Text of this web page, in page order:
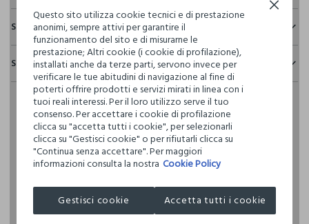
Composizione:
100% POLIESTERE
NON CANDEGGIARE
TEMPERATURA MASSIMA 30°C - PROCEDURA NORMALE
NON LAVARE A SECCO
NON ASCIUGARE IN ASCIUGA BIANCHERIA A TAMBURO
ROTATIVO
Sostenibilità e trasparenza
Sicurezza
Il 100% dei nostri articoli viene sottoposto a test chimico-
fisici, per verificarne il rispetto dei limiti che abbiamo
definito per l’uso di sostanze chimiche, talvolta anche più
restrittivi rispetto a quelli previsti dalla normativa
internazionale.
Clicca qui per vedere i dettagli
QINGDAO LILYTEX CO.LTD
MADE IN CHINA
Spedizione e resi
Hai fino a 30 giorni dalla consegna del tuo ordine online per
cambiare idea e restituire i prodotti che hai acquistato.
Questo sito utilizza cookie tecnici e di prestazione
anonimi, sempre attivi per garantire il
funzionamento del sito e di misurarne le
prestazione; Altri cookie (i cookie di profilazione),
installati anche da terze parti, servono invece per
verificare le tue abitudini di navigazione al fine di
poterti offrire prodotti e servizi mirati in linea con i
tuoi reali interessi. Per il loro utilizzo serve il tuo
consenso. Per accettare i cookie di profilazione
clicca su "accetta tutti i cookie", per selezionarli
clicca su "Gestisci cookie" o per rifiutarli clicca su
"Continua senza accettare". Per maggiori
informazioni consulta la nostra Cookie Policy
Gestisci cookie Accetta tutti i cookie
Continua senza accettare